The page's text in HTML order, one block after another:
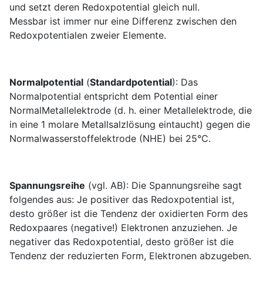
und setzt deren Redoxpotential gleich null.
Messbar ist immer nur eine Differenz zwischen den
Redoxpotentialen zweier Elemente.
Normalpotential (Standardpotential): Das
Normalpotential entspricht dem Potential einer
NormalMetallelektrode (d. h. einer Metallelektrode, die
in eine 1 molare Metallsalzlösung eintaucht) gegen die
Normalwasserstoffelektrode (NHE) bei 25°C.
Spannungsreihe (vgl. AB): Die Spannungsreihe sagt
folgendes aus: Je positiver das Redoxpotential ist,
desto größer ist die Tendenz der oxidierten Form des
Redoxpaares (negative!) Elektronen anzuziehen. Je
negativer das Redoxpotential, desto größer ist die
Tendenz der reduzierten Form, Elektronen abzugeben.